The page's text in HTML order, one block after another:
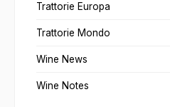
Trattorie Europa
Trattorie Mondo
Wine News
Wine Notes